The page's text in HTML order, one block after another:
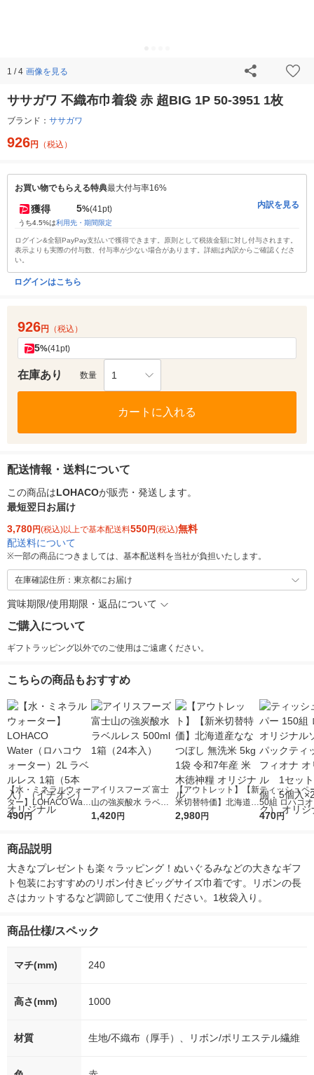
1 / 4 画像を見る
ササガワ 不織布巾着袋 赤 超BIG 1P 50-3951 1枚
ブランド： ササガワ
926円 （税込）
お買い物でもらえる特典最大付与率16%
獲得 5%(41pt)
うち4.5%は利用先・期間限定
内訳を見る
ログイン&全額PayPay支払いで獲得できます。原則として税抜金額に対し付与されます。
表示よりも実際の付与数、付与率が少ない場合があります。詳細は内訳からご確認くださ
い。
ログインはこちら
926円 （税込）
5%(41pt)
在庫あり 数量 1
カートに入れる
配送情報・送料について
この商品はLOHACOが販売・発送します。
最短翌日お届け
3,780円(税込)以上で基本配送料550円(税込)無料
配送料について
※一部の商品につきましては、基本配送料を当社が負担いたします。
在庫確認住所：東京都にお届け
賞味期限/使用期限・返品について
ご購入について
ギフトラッピング以外でのご使用はご遠慮ください。
こちらの商品もおすすめ
【水・ミネラルウォー
ター】LOHACO Wate
r（ロハコウォータ
シ） オリジナル
490円
アイリスフーズ 富士
山の強炭酸水 ラベル
レス 500ml 1箱（24
1,420円
【アウトレット】【新
米切替特価】北海道産
ななつぼし 無洗米 5k
2,980円
ティッシュペ
50組 ロハコ
ルソフトパッ
オリジナル
470円
商品説明
大きなプレゼントも楽々ラッピング！ぬいぐるみなどの大きなギフ
ト包装におすすめのリボン付きビッグサイズ巾着です。リボンの長
さはカットするなど調節してご使用ください。1枚袋入り。
商品仕様/スペック
マチ(mm) 240
高さ(mm) 1000
材質 生地/不織布（厚手）、リボン/ポリエステル繊維